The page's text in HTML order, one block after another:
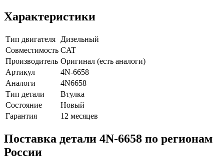
Характеристики
Тип двигателя
Дизельный
Совместимость CAT
Производитель Оригинал (есть аналоги)
Артикул
4N-6658
Аналоги
4N6658
Тип детали
Втулка
Состояние
Новый
Гарантия
12 месяцев
Поставка детали 4N-6658 по регионам
России